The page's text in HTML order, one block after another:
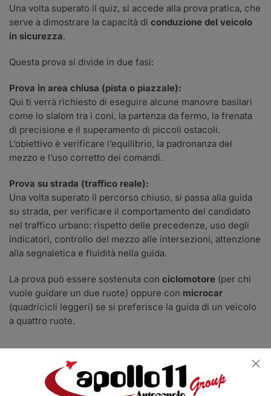
Una volta superato il quiz, si accede alla prova pratica, che
serve a dimostrare la capacità di conduzione del veicolo
in sicurezza.
Questa prova si divide in due fasi:
Prova in area chiusa (pista o piazzale):
Qui ti verrà richiesto di eseguire alcune manovre basilari
come lo slalom tra i coni, la partenza da fermo, la frenata
di precisione e il superamento di piccoli ostacoli.
L’obiettivo è verificare l’equilibrio, la padronanza del
mezzo e l’uso corretto dei comandi.
Prova su strada (traffico reale):
Una volta superato il percorso chiuso, si passa alla guida
su strada, per verificare il comportamento del candidato
nel traffico urbano: rispetto delle precedenze, uso degli
indicatori, controllo del mezzo alle intersezioni, attenzione
alla segnaletica e fluidità nella guida.
La prova può essere sostenuta con ciclomotore (per chi
vuole guidare un due ruote) oppure con microcar
(quadricicli leggeri) se si preferisce la guida di un veicolo
a quattro ruote.
Quali documenti servono per
iscriversi al corso